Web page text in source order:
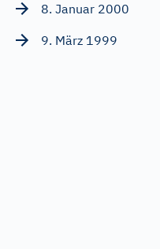
8. Januar 2000
9. März 1999